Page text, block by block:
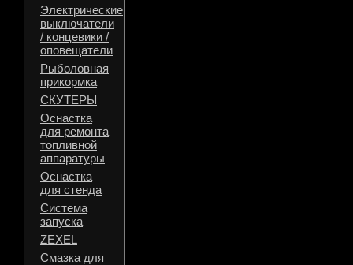
Электрические
выключатели
/ концевики /
оповещатели
Рыболовная
прикормка
СКУТЕРЫ
Оснастка
для ремонта
топливной
аппаратуры
Оснастка
для стенда
Система
запуска
ZEXEL
Смазка для